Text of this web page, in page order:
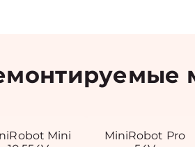
Mini
MiniRobot Pro